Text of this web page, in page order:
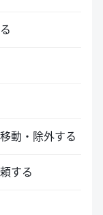
動・除外する
する